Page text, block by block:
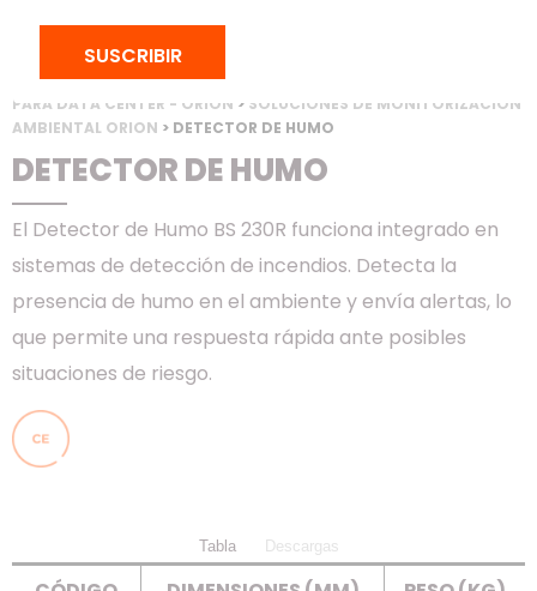
INICIO>PRODUCTOS>RACKS & CONFINAMIENTO
PARA DATA CENTER - ORION > SOLUCIONES DE MONITORIZACIÓN
AMBIENTAL ORION > DETECTOR DE HUMO
DETECTOR DE HUMO
El Detector de Humo BS 230R funciona integrado en
sistemas de detección de incendios. Detecta la
presencia de humo en el ambiente y envía alertas, lo
que permite una respuesta rápida ante posibles
situaciones de riesgo.
Tabla Descargas
SUSCRIBIR